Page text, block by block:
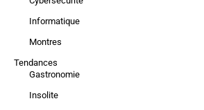
Informatique
Montres
Tendances
Gastronomie
Insolite